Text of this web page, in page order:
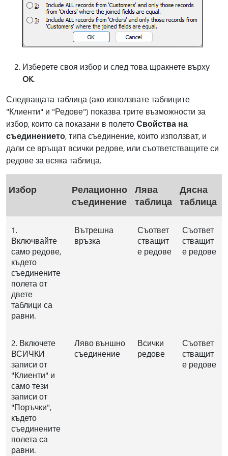
Изберете своя избор и след това щракнете върху
OK.
Следващата таблица (ако използвате таблиците
"Клиенти" и "Редове") показва трите възможности за
избор, които са показани в полетоСвойства на
съединението, типа съединение, които използват, и
дали се връщат всички редове, или съответстващите си
редове за всяка таблица.
Избор
Релационно
съединение
Лява
таблица
Дясна
таблица
1.
Включвайте
само редове,
където
съединените
полета от
двете
таблици са
равни.
Вътрешна
връзка
Съответ
стващит
е редове
Съответ
стващит
е редове
2. Включете
ВСИЧКИ
записи от
"Клиенти" и
само тези
записи от
"Поръчки",
където
съединените
полета са
равни.
Ляво външно
съединение
Всички
редове
Съответ
стващит
е редове